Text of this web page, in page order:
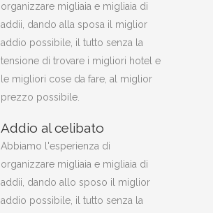
organizzare migliaia e migliaia di
addii, dando alla sposa il miglior
addio possibile, il tutto senza la
tensione di trovare i migliori hotel e
le migliori cose da fare, al miglior
prezzo possibile.
Addio al celibato
Abbiamo l'esperienza di
organizzare migliaia e migliaia di
addii, dando allo sposo il miglior
addio possibile, il tutto senza la